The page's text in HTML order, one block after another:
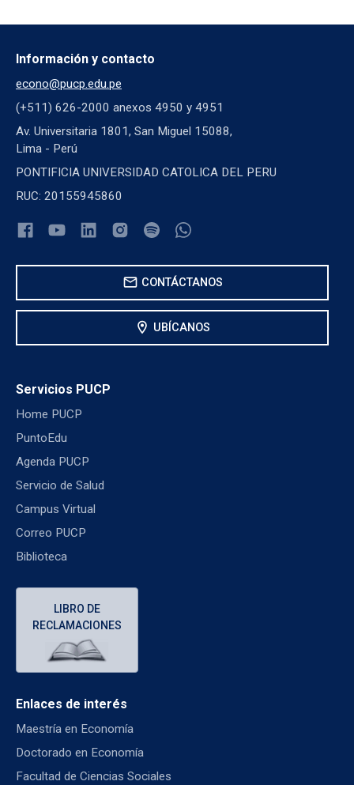
Información y contacto
econo@pucp.edu.pe
(+511) 626-2000 anexos 4950 y 4951
Av. Universitaria 1801, San Miguel 15088,
Lima - Perú
PONTIFICIA UNIVERSIDAD CATOLICA DEL PERU
RUC: 20155945860
mail CONTÁCTANOS
location_on UBÍCANOS
Servicios PUCP
Home PUCP
PuntoEdu
Agenda PUCP
Servicio de Salud
Campus Virtual
Correo PUCP
Biblioteca
LIBRO DE
RECLAMACIONES
Enlaces de interés
Maestría en Economía
Doctorado en Economía
Facultad de Ciencias Sociales